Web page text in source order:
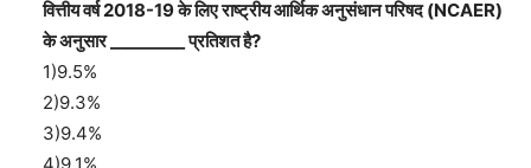
वित्तीय वर्ष 2018-19 के लिए राष्ट्रीय आर्थिक अनुसंधान परिषद (NCAER)
के अनुसार _________ प्रतिशत है?
1)9.5%
2)9.3%
3)9.4%